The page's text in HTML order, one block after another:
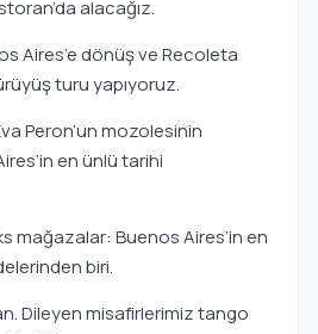
alacağız.
Aires’e dönüş ve Recoleta
turu yapıyoruz.
Peron’un mozolesinin
en ünlü tarihi
mağazalar: Buenos Aires’in en
biri.
Dileyen misafirlerimiz tango